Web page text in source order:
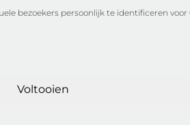
bezoekers persoonlijk te identificeren voor
Voltooien